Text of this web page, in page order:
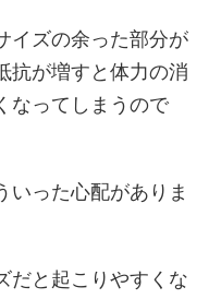
イズの余った部分が
抗が増すと体力の消
なってしまうので
いった心配がありま
だと起こりやすくな